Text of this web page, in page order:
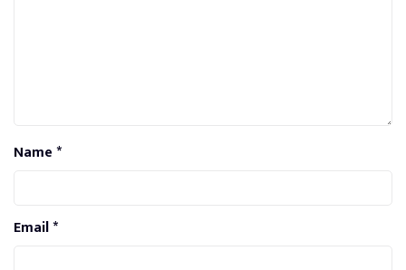
Name*
Email*